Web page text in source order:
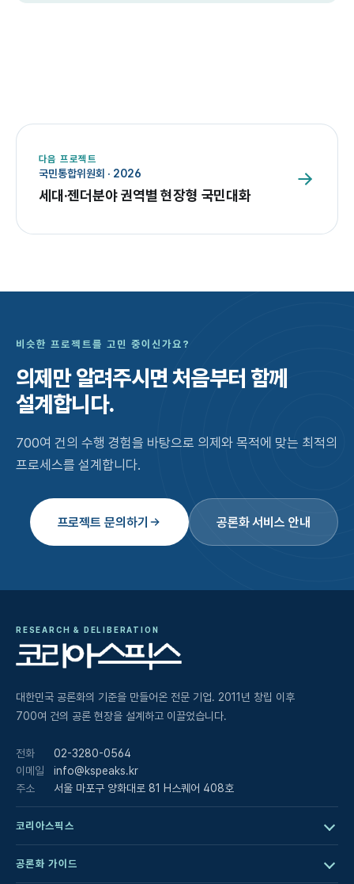
다음 프로젝트
국민통합위원회 · 2026
세대·젠더분야 권역별 현장형 국민대화
비슷한 프로젝트를 고민 중이신가요?
의제만 알려주시면처음부터 함께
설계합니다.
700여 건의 수행 경험을 바탕으로 의제와 목적에 맞는 최적의
프로세스를 설계합니다.
프로젝트 문의하기 공론화 서비스 안내
RESEARCH & DELIBERATION
대한민국 공론화의 기준을 만들어온 전문 기업. 2011년 창립 이후
700여 건의 공론 현장을 설계하고 이끌었습니다.
전화
02-3280-0564
이메일
info@kspeaks.kr
주소
서울 마포구 양화대로 81 H스퀘어 408호
코리아스픽스
공론화 가이드